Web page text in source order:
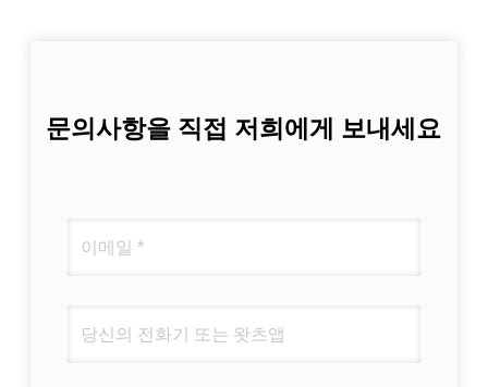
문의사항을 직접 저희에게 보내세요